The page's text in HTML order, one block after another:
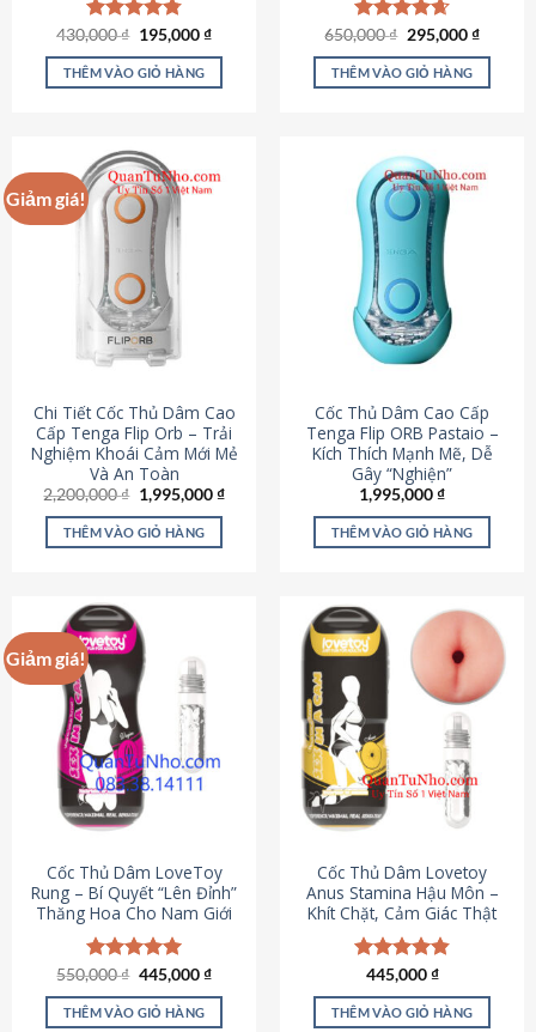
Được xếp
hạng4.78
5 sao
430,000₫ Giá
là:
430,000 ₫.
195,000₫Giá
tại
THÊM VÀO GIỎ HÀNG
Được xếp
hạng4.69
5 sao
650,000₫ Giá
là:
650,000 ₫.
295,000₫Giá
tại
THÊM VÀO GIỎ HÀNG
Giảm giá!
Chi Tiết Cốc Thủ Dâm Cao
Cấp Tenga Flip Orb – Trải
Nghiệm Khoái Cảm Mới Mẻ
Và An Toàn
2,200,000₫ Giá
gốc
là:
2,200,000 ₫.
1,995,000₫Giá
THÊM VÀO GIỎ HÀNG
Cốc Thủ Dâm Cao Cấp
Tenga Flip ORB Pastaio –
Kích Thích Mạnh Mẽ, Dễ
Gây “Nghiện”
1,995,000₫
THÊM VÀO GIỎ HÀNG
Giảm giá!
Cốc Thủ Dâm LoveToy
Rung – Bí Quyết “Lên Đỉnh”
Thăng Hoa Cho Nam Giới
Được xếp
hạng5.00
5 sao
550,000₫ Giá
là:
550,000 ₫.
445,000₫Giá
tại
THÊM VÀO GIỎ HÀNG
Cốc Thủ Dâm Lovetoy
Anus Stamina Hậu Môn –
Khít Chặt, Cảm Giác Thật
Được xếp
hạng4.84
5 sao
445,000₫
THÊM VÀO GIỎ HÀNG